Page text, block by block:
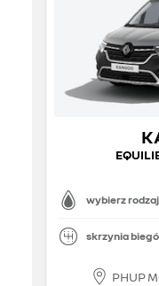
wybierz
skrzynia
PHUP